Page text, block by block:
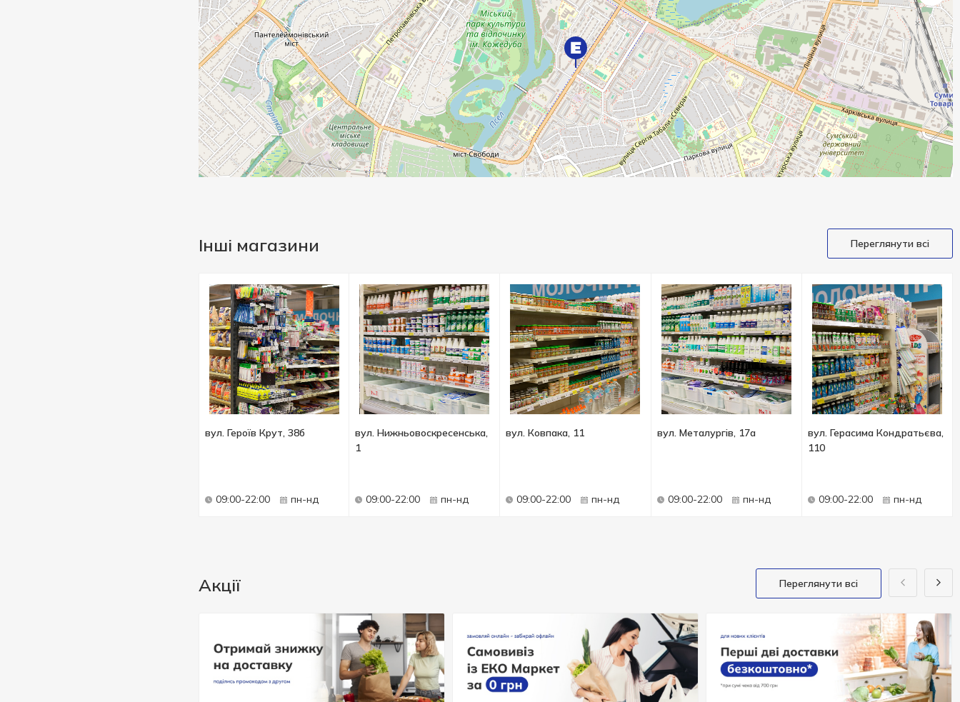
Інші магазини Переглянути всі
вул. Героїв Крут, 38б
09:00-22:00 пн-нд
вул. Нижньовоскресенська,
1
09:00-22:00 пн-нд
вул. Ковпака, 11
09:00-22:00 пн-нд
вул. Металургів, 17а
09:00-22:00 пн-нд
вул. Герасима Кондратьєва,
110
09:00-22:00 пн-нд
Акції Переглянути всі